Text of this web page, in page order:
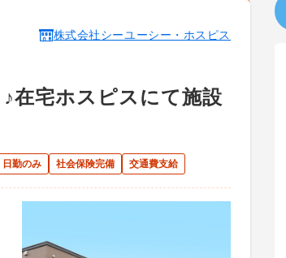
株式会社シーユーシー・ホスピス
♪在宅ホスピスにて施設
日勤のみ 社会保険完備 交通費支給